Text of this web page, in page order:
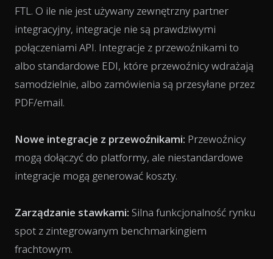
FTL. O ile nie jest używany zewnętrzny partner
integracyjny, integracje nie są prawdziwymi
połączeniami API. Integracje z przewoźnikami to
albo standardowe EDI, które przewoźnicy wdrażają
samodzielnie, albo zamówienia są przesyłane przez
PDF/email.
Nowe integracje z przewoźnikami: Przewoźnicy
mogą dołączyć do platformy, ale niestandardowe
integracje mogą generować koszty.
Zarządzanie stawkami: Silna funkcjonalność rynku
spot z zintegrowanym benchmarkingiem
frachtowym.